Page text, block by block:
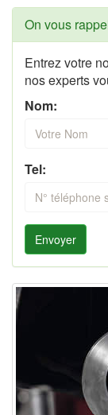
On vous
Entrez votre
nos experts
Nom:
Tel:
Envoyer